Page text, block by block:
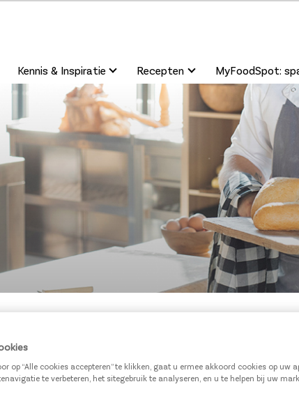
Kennis & Inspiratie Recepten MyFoodSpot:
BELANG VAN
Manager Helena vertelt over het belang
op “Alle cookies accepteren” te klikken, gaat u ermee akkoord cookies op uw
te verbeteren, het sitegebruik te analyseren, en u te helpen bij uw